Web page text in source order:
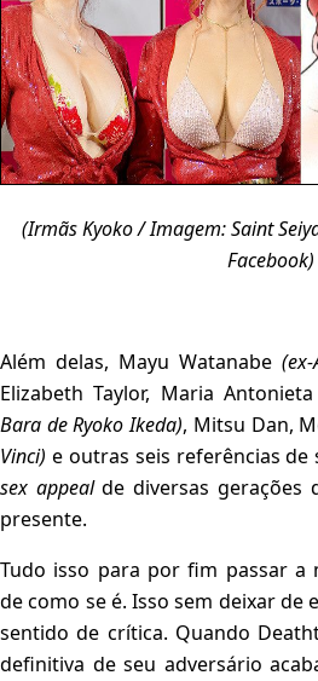
(Irmãs Kyoko / Imagem: Saint
Facebook)
Além delas, Mayu Watanabe (ex-
Elizabeth Taylor, Maria
Bara de Ryoko Ikeda), Mitsu Dan,
Vinci) e outras seis referências
sex appealde diversas gerações
presente.
Tudo isso para por fim passar a
de como se é. Isso sem deixar de
sentido de crítica. Quando
definitiva de seu adversário